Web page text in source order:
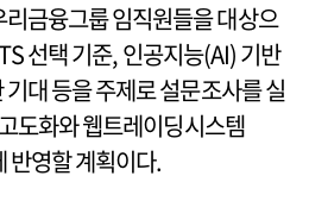
금융그룹 임직원들을 대상으
선택 기준, 인공지능(AI) 기반
대 등을 주제로 설문조사를 실
도화와 웹트레이딩시스템
반영할 계획이다.